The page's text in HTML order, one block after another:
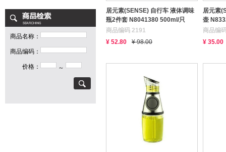
商品名称：
商品编码：
价格： ～
居元素(SENSE) 自行车 液体调味
瓶2件套 N8041380 500ml/只
（用友实体店自提）
商品编码 2191
¥ 52.80
¥ 98.00
居元素
壶
商品编
¥ 35.00